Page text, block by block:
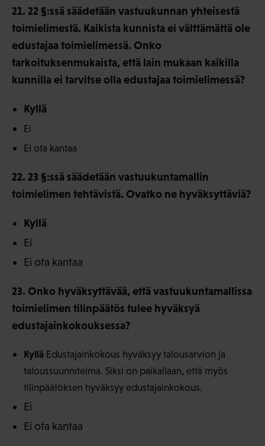
21. 22 §:ssä säädetään vastuukunnan yhteisestä
toimielimestä. Kaikista kunnista ei välttämättä ole
edustajaa toimielimessä. Onko
tarkoituksenmukaista, että lain mukaan kaikilla
kunnilla ei tarvitse olla edustajaa toimielimessä?
Kyllä
Ei
Ei ota kantaa
22. 23 §:ssä säädetään vastuukuntamallin
toimielimen tehtävistä. Ovatko ne hyväksyttäviä?
Kyllä
Ei
Ei ota kantaa
23. Onko hyväksyttävää, että vastuukuntamallissa
toimielimen tilinpäätös tulee hyväksyä
edustajainkokouksessa?
Kyllä Edustajainkokous hyväksyy talousarvion ja
taloussuunnitelma. Siksi on paikallaan, että myös
tilinpäätöksen hyväksyy edustajainkokous.
Ei
Ei ota kantaa